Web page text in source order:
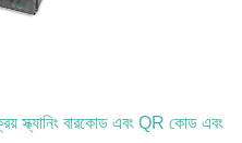
স্ক্যানিং বারকোড এবং QR কোড এবং